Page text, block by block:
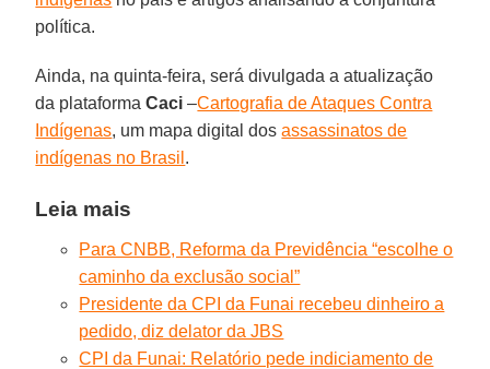
política.
Ainda, na quinta-feira, será divulgada a atualização
da plataformaCaci –Cartografia de Ataques Contra
Indígenas, um mapa digital dosassassinatos de
indígenas no Brasil .
Leia mais
Para CNBB, Reforma da Previdência “escolhe o
caminho da exclusão social”
Presidente da CPI da Funai recebeu dinheiro a
pedido, diz delator da JBS
CPI da Funai: Relatório pede indiciamento de